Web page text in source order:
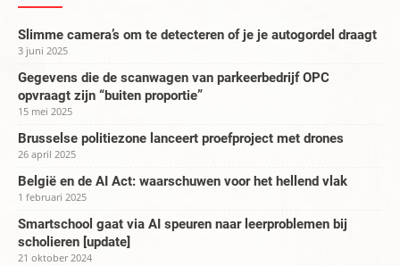
Slimme camera’s om te detecteren of je je autogordel draagt
3 juni 2025
Gegevens die de scanwagen van parkeerbedrijf OPC
opvraagt zijn “buiten proportie”
15 mei 2025
Brusselse politiezone lanceert proefproject met drones
26 april 2025
België en de AI Act: waarschuwen voor het hellend vlak
1 februari 2025
Smartschool gaat via AI speuren naar leerproblemen bij
scholieren [update]
21 oktober 2024